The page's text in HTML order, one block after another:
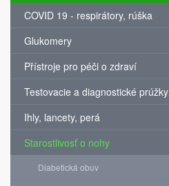
COVID 19 - respirátory, rúška
Glukomery
Přístroje pro péči o zdraví
Testovacie a diagnostické prúžky
Ihly, lancety, perá
Starostlivosť o nohy
Diabetická obuv